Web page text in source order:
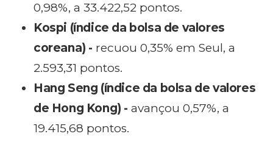
0,98%, a 33.422,52 pontos.
Kospi (índice da bolsa de valores
coreana) - recuou 0,35% em Seul, a
2.593,31 pontos.
Hang Seng (índice da bolsa de valores
de Hong Kong) - avançou 0,57%, a
19.415,68 pontos.